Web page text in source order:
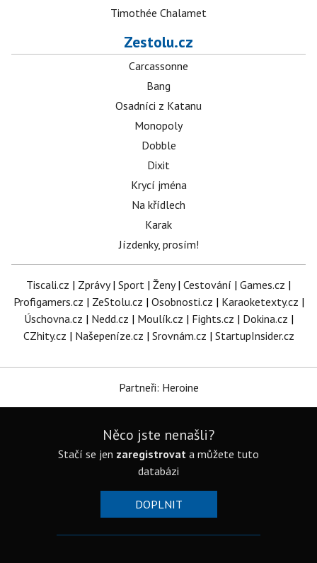
Timothée Chalamet
Zestolu.cz
Carcassonne
Bang
Osadníci z Katanu
Monopoly
Dobble
Dixit
Krycí jména
Na křídlech
Karak
Jízdenky, prosím!
Tiscali.cz | Zprávy| Sport | Ženy| Cestování | Games.cz |
Profigamers.cz | ZeStolu.cz | Osobnosti.cz | Karaoketexty.cz |
Úschovna.cz | Nedd.cz | Moulík.cz | Fights.cz | Dokina.cz |
CZhity.cz | Našepeníze.cz | Srovnám.cz | StartupInsider.cz
Partneři: Heroine
Něco jste nenašli?
Stačí se jen zaregistrovat a můžete tuto
databázi
DOPLNIT